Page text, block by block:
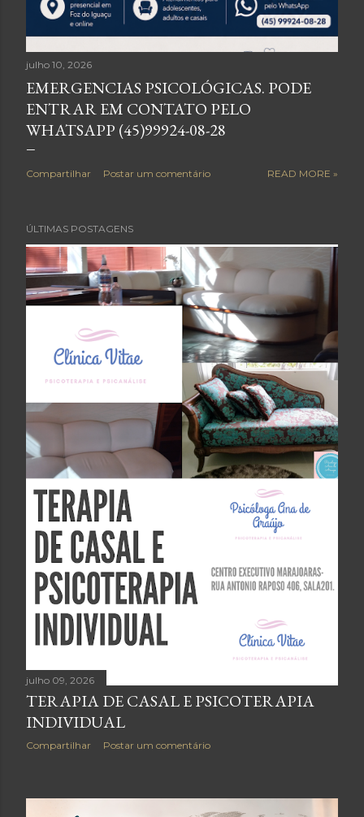
julho 10, 2026
EMERGENCIAS PSICOLÓGICAS. PODE
ENTRAR EM CONTATO PELO
WHATSAPP (45)99924-08-28
Compartilhar Postar um comentário READ MORE »
ÚLTIMAS POSTAGENS
julho 09, 2026
TERAPIA DE CASAL E PSICOTERAPIA
INDIVIDUAL
Compartilhar Postar um comentário